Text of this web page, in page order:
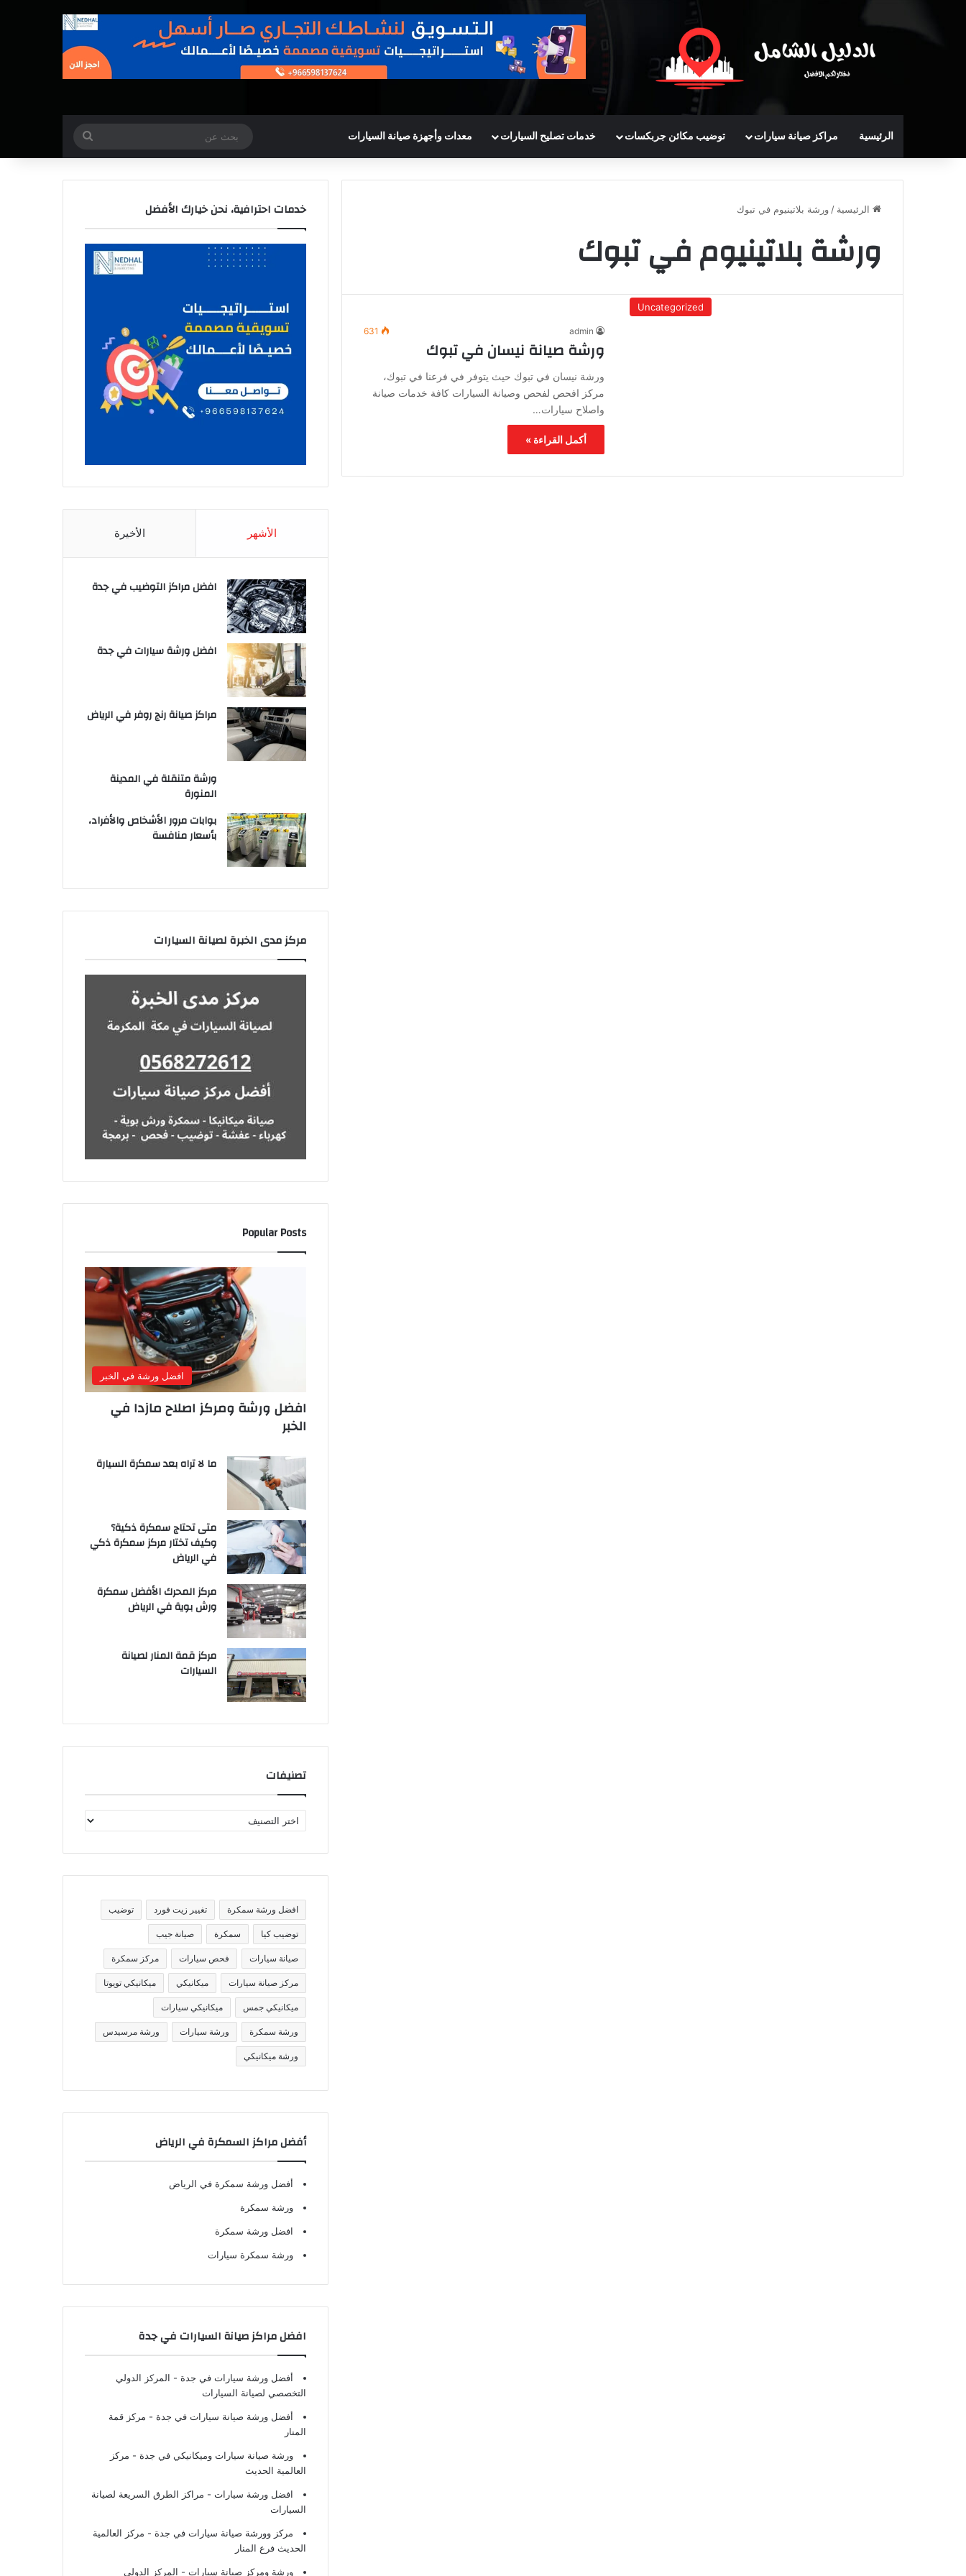
الرئيسية مراكز صيانة سيارات توضيب مكائن جربكسات خدمات تصليح السيارات معدات وأجهزة صيانة السيارات
عن
الرئيسية /ورشة بلاتينيوم في تبوك
ورشة بلاتينيوم في تبوك
Uncategorized
admin
631
ورشة صيانة نيسان في تبوك
ورشة نيسان في تبوك حيث يتوفر في فرعنا في تبوك،
مركز افحص لفحص وصيانة السيارات كافة خدمات صيانة
واصلاح سيارات…
أكمل القراءة »
خدمات احترافية، نحن خيارك الأفضل
الأشهر الأخيرة
افضل مراكز التوضيب في جدة
افضل ورشة سيارات في جدة
مراكز صيانة رنج روفر في الرياض
ورشة متنقلة في المدينة
المنورة
بوابات مرور الأشخاص والأفراد،
بأسعار منافسة
مركز مدى الخبرة لصيانة السيارات
Popular Posts
افضل ورشة في الخبر
افضل ورشة ومركز اصلاح مازدا في
الخبر
ما لا تراه بعد سمكرة السيارة
متى تحتاج سمكرة ذكية؟
وكيف تختار مركز سمكرة ذكي
في الرياض
مركز المحرك الأفضل سمكرة
ورش بوية في الرياض
مركز قمة المنار لصيانة
السيارات
تصنيفات
ص
ف
تافضل ورشة سمكرة تغيير زيت فورد توضيب
توضيب كيا سمكرة صيانة جيب
صيانة سيارات فحص سيارات مركز سمكرة
مركز صيانة سيارات ميكانيكي ميكانيكي تويوتا
ميكانيكي جمس ميكانيكي سيارات
ورشة سمكرة ورشة سيارات ورشة مرسيدس
ورشة ميكانيكي
أفضل مراكز السمكرة في الرياض
أفضل ورشة سمكرة في الرياض
ورشة سمكرة
افضل ورشة سمكرة
ورشة سمكرة سيارات
افضل مراكز صيانة السيارات في جدة
أفضل ورشة سيارات في جدة - المركز الدولي
التخصصي لصيانة السيارات
أفضل ورشة صيانة سيارات في جدة - مركز قمة
المنار
ورشة صيانة سيارات وميكانيكي في جدة - مركز
العالمية الحديث
افضل ورشة سيارات - مراكز الطرق السريعة لصيانة
السيارات
مركز وورشة صيانة سيارات في جدة - مركز العالمية
الحديث فرع المنار
ورشة ومركز صيانة سيارات - المركز الدولي